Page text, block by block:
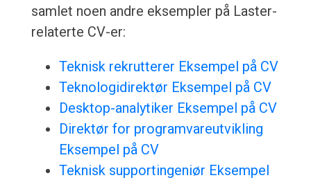
samlet noen andre eksempler på Laster-
relaterte CV-er:
Teknisk rekrutterer Eksempel på CV
Teknologidirektør Eksempel på CV
Desktop-analytiker Eksempel på CV
Direktør for programvareutvikling
Eksempel på CV
Teknisk supportingeniør Eksempel